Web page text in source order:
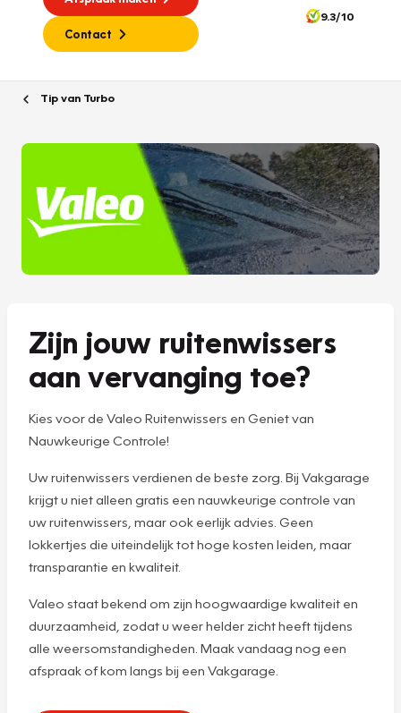
Contact
9.3/10
Tip van Turbo
Zijn jouw ruitenwissers
aan vervanging toe?
Kies voor de Valeo Ruitenwissers en Geniet van
Nauwkeurige Controle!
Uw ruitenwissers verdienen de beste zorg. Bij Vakgarage
krijgt u niet alleen gratis een nauwkeurige controle van
uw ruitenwissers, maar ook eerlijk advies. Geen
lokkertjes die uiteindelijk tot hoge kosten leiden, maar
transparantie en kwaliteit.
Valeo staat bekend om zijn hoogwaardige kwaliteit en
duurzaamheid, zodat u weer helder zicht heeft tijdens
alle weersomstandigheden. Maak vandaag nog een
afspraak of kom langs bij een Vakgarage.